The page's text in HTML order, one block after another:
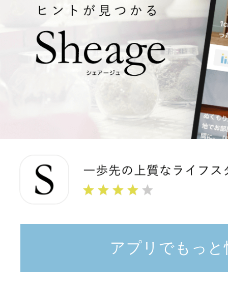
アプリでもっと